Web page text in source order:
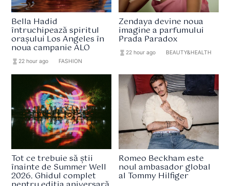
Bella Hadid
întruchipează spiritul
orașului Los Angeles în
noua campanie ALO
hourglass_full 22 hour ago FASHION
Zendaya devine noua
imagine a parfumului
Prada Paradox
hourglass_full 22 hour ago BEAUTY&HEALTH
Tot ce trebuie să știi
înainte de Summer Well
2026. Ghidul complet
Romeo Beckham este
noul ambasador global
al Tommy Hilfiger